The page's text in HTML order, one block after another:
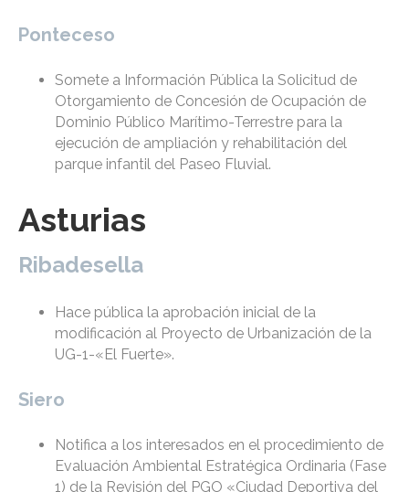
Ponteceso
Somete a Información Pública la Solicitud de
Otorgamiento de Concesión de Ocupación de
Dominio Público Marítimo-Terrestre para la
ejecución de ampliación y rehabilitación del
parque infantil del Paseo Fluvial.
Asturias
Ribadesella
Hace pública la aprobación inicial de la
modificación al Proyecto de Urbanización de la
UG-1-«El Fuerte».
Siero
Notifica a los interesados en el procedimiento de
Evaluación Ambiental Estratégica Ordinaria (Fase
1) de la Revisión del PGO «Ciudad Deportiva del